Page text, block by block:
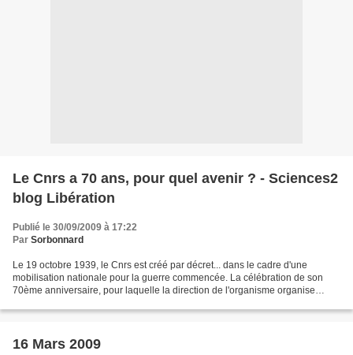
Le Cnrs a 70 ans, pour quel avenir ? - Sciences2
blog Libération
Publié le 30/09/2009 à 17:22
Par Sorbonnard
Le 19 octobre 1939, le Cnrs est créé par décret... dans le cadre d'une
mobilisation nationale pour la guerre commencée. La célébration de son
70ème anniversaire, pour laquelle la direction de l'organisme organise
16 Mars 2009